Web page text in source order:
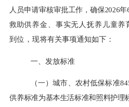
人员申请审核审批工作，确保2026年
救助供养金、 事实无人抚养儿童养
到位，现将有关事项通知如下：
一、发放标准
（一）城市、农村低保标准
供养标准为基本生活标准和照料护理